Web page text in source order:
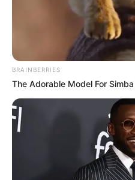
Ritkán látni olyat a
belülről, nyíltan és névvel
egyik legismertebb
azonban pontosan ez
újabb kemény posztban
és Lázár János
konzervatív politikai
BRAINBERRIES
The Adorable Model For